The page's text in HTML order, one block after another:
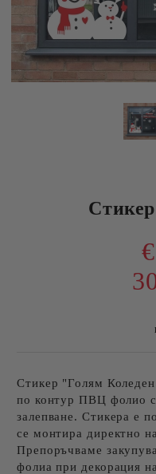
Стикер "Голям
по контур ПВЦ фолио с
залепване. Стикера е
се монтира директно
Препоръчваме
фолиа при декорация